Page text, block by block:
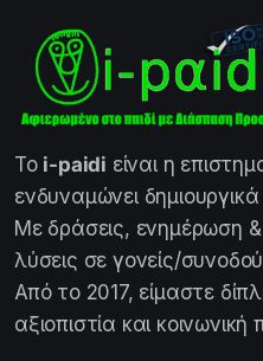
Το i-paidi είναι η
ενδυναμώνει
Με δράσεις, ενημέρωση
λύσεις σε γονείς/
Από το 2017, είμαστε
αξιοπιστία και